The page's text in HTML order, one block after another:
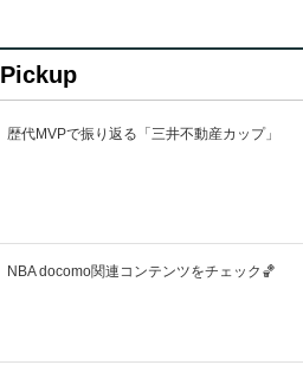
Pickup
歴代MVPで振り返る「三井不動産カップ」
NBA docomo関連コンテンツをチェック🏀